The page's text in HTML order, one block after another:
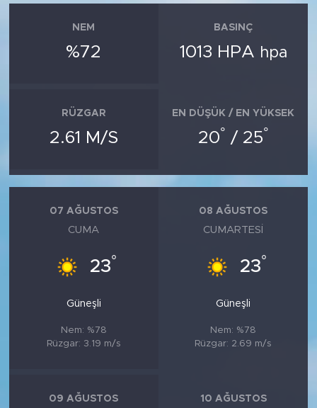
NEM
%72
BASINÇ
1013 HPA hpa
RÜZGAR
2.61 M/S
EN DÜŞÜK / EN YÜKSEK
20° / 25°
07 AĞUSTOS
CUMA
23°
Güneşli
Nem: %78
Rüzgar: 3.19 m/s
08 AĞUSTOS
CUMARTESI
23°
Güneşli
Nem: %78
Rüzgar: 2.69 m/s
09 AĞUSTOS 10 AĞUSTOS